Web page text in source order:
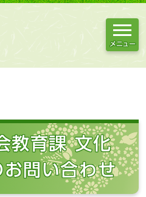
メニュー
教育課 文化
問い合わせ